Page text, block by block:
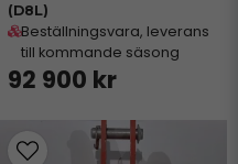
(D8L)
Beställningsvara, leverans
till kommande säsong
92 900 kr